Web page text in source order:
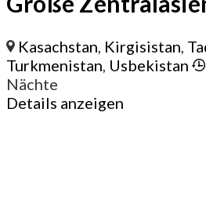
Kasachstan Kirgisistan
Turkmenistan Usbekistan
Nächte
Details anzeigen